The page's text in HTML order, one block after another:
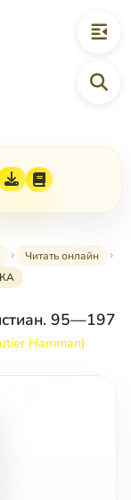
Читать онлайн
95—197
Hamman)